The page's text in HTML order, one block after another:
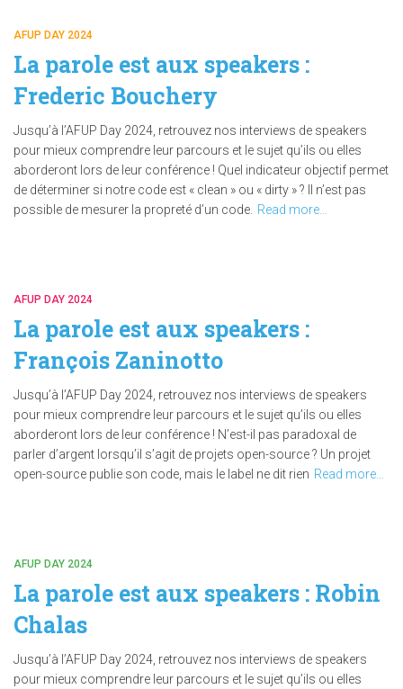
AFUP DAY 2024
La parole est aux speakers :
Frederic Bouchery
Jusqu’à l’AFUP Day 2024, retrouvez nos interviews de speakers
pour mieux comprendre leur parcours et le sujet qu’ils ou elles
aborderont lors de leur conférence ! Quel indicateur objectif permet
de déterminer si notre code est « clean » ou « dirty » ? Il n’est pas
possible de mesurer la propreté d’un code. Read more…
AFUP DAY 2024
La parole est aux speakers :
François Zaninotto
Jusqu’à l’AFUP Day 2024, retrouvez nos interviews de speakers
pour mieux comprendre leur parcours et le sujet qu’ils ou elles
aborderont lors de leur conférence ! N’est-il pas paradoxal de
parler d’argent lorsqu’il s’agit de projets open-source ? Un projet
open-source publie son code, mais le label ne dit rien Read more…
AFUP DAY 2024
La parole est aux speakers : Robin
Chalas
Jusqu’à l’AFUP Day 2024, retrouvez nos interviews de speakers
pour mieux comprendre leur parcours et le sujet qu’ils ou elles